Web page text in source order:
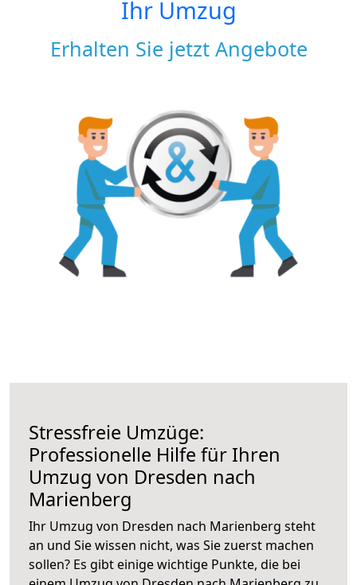
Ihr Umzug
Erhalten Sie jetzt Angebote
Stressfreie Umzüge:
Professionelle Hilfe für Ihren
Umzug von Dresden nach
Marienberg
Ihr Umzug von Dresden nach Marienberg steht
an und Sie wissen nicht, was Sie zuerst machen
sollen? Es gibt einige wichtige Punkte, die bei